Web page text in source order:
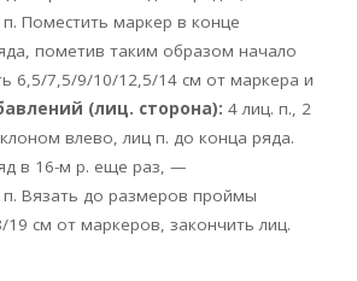
Поместить маркер в конце
пометив таким образом начало
6,5/7,5/9/10/12,5/14 см от маркера и
(лиц. сторона): 4 лиц. п., 2
влево, лиц п. до конца ряда.
в 16-м р. еще раз, —
Вязать до размеров проймы
см от маркеров, закончить лиц.